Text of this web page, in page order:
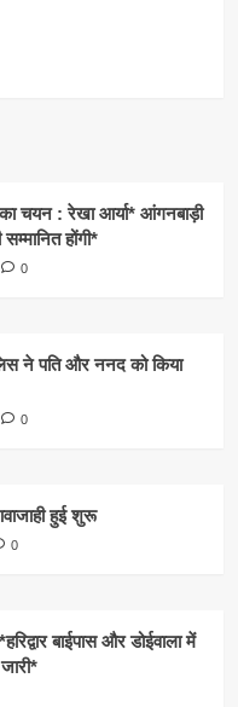
चयन : रेखा आर्या* आंगनबाड़ी
होंगी*
0
ने पति और ननद को किया
0
हुई शुरू
0
बाईपास और डोईवाला में